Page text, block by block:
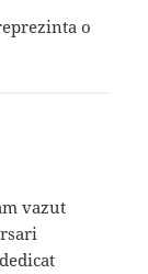
o
vazut